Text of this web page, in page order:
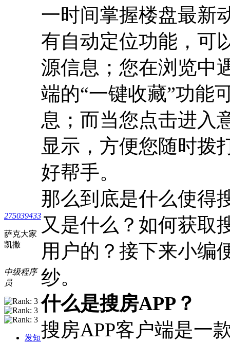
275039433
萨克大家
凯撒
中级程序
员
发短
一时间掌握楼盘最新
有自动定位功能，可
源信息；您在浏览中
端的“一键收藏”功能
息；而当您点击进入
显示，方便您随时拨
好帮手。
那么到底是什么使得
又是什么？如何获取
用户的？接下来小编
纱。
什么是搜房APP？
搜房APP客户端是一